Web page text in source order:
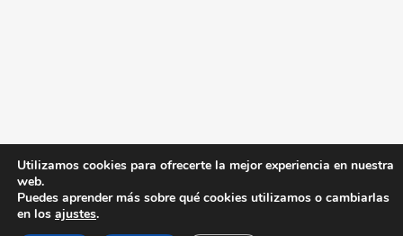
Utilizamos cookies para ofrecerte la mejor experiencia en nuestra
web.
Puedes aprender más sobre qué cookies utilizamos o cambiarlas
en los ajustes.